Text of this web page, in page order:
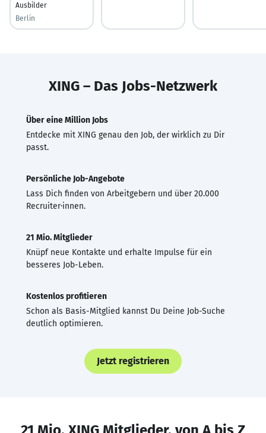
Ausbilder
Berlin
XING – Das Jobs-Netzwerk
Über eine Million Jobs
Entdecke mit XING genau den Job, der wirklich zu Dir
passt.
Persönliche Job-Angebote
Lass Dich finden von Arbeitgebern und über 20.000
Recruiter·innen.
21 Mio. Mitglieder
Knüpf neue Kontakte und erhalte Impulse für ein
besseres Job-Leben.
Kostenlos profitieren
Schon als Basis-Mitglied kannst Du Deine Job-Suche
deutlich optimieren.
Jetzt registrieren